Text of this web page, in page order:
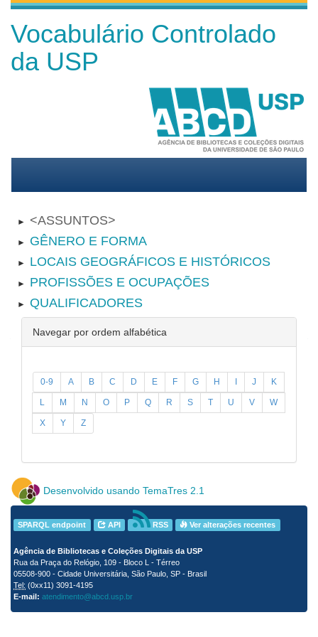
Vocabulário Controlado
da USP
► ASSUNTOS
► GÊNERO E FORMA
► LOCAIS GEOGRÁFICOS E HISTÓRICOS
► PROFISSÕES E OCUPAÇÕES
► QUALIFICADORES
Navegar por ordem alfabética
0-9 A B C D E F G H I J K
L M N O P Q R S T U V W
X Y Z
Desenvolvido usando TemaTres 2.1
SPARQL endpoint API RSS Ver alterações recentes
Agência de Bibliotecas e Coleções Digitais da USP
Rua da Praça do Relógio, 109 - Bloco L - Térreo
05508-900 - Cidade Universitária, São Paulo, SP - Brasil
Tel: (0xx11) 3091-4195
E-mail: atendimento@abcd.usp.br